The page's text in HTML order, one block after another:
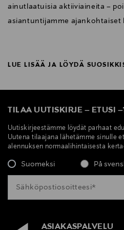
ainutlaatuisia aktiiviaineita –
asiantuntijamme
LUE LISÄÄ JA LÖYDÄ
TILAA UUTISKIRJE – ETUSI –
Uutiskirjeestämme löydät parhaat
Uutena tilaajana lähetämme sinulle
alennuksen normaalihintaisesta
Suomeksi På
ASIAKASPALVELU